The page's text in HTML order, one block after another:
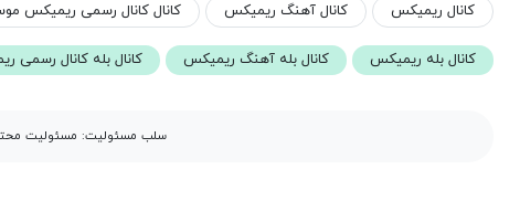
کانال ریمیکس کانال آهنگ ریمیکس کانال کانال رسمی ریمیکس
کانال بله ریمیکس کانال بله آهنگ ریمیکس کانال بله کانال
سلب مسئولیت: مسئولیت